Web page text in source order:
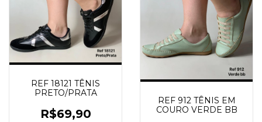
REF 18121 TÊNIS
PRETO/PRATA
R$69,90
REF 912 TÊNIS EM
COURO VERDE BB